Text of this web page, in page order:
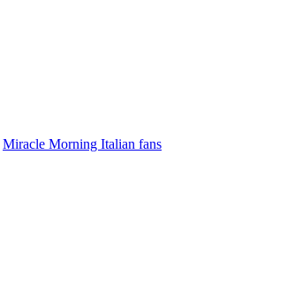
Miracle Morning Italian fans